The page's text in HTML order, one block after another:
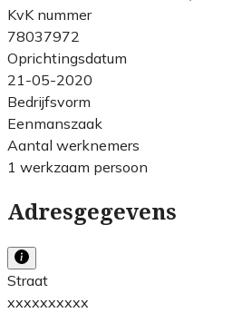
KvK nummer
78037972
Oprichtingsdatum
21-05-2020
Bedrijfsvorm
Eenmanszaak
Aantal werknemers
1 werkzaam persoon
Adresgegevens
Straat
xxxxxxxxxx